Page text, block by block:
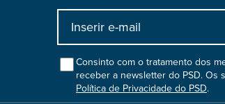
Input
bootstrap
colConsinto com o tratamento dos
receber a newsletter do PSD. Os
Política de Privacidade do PSD.